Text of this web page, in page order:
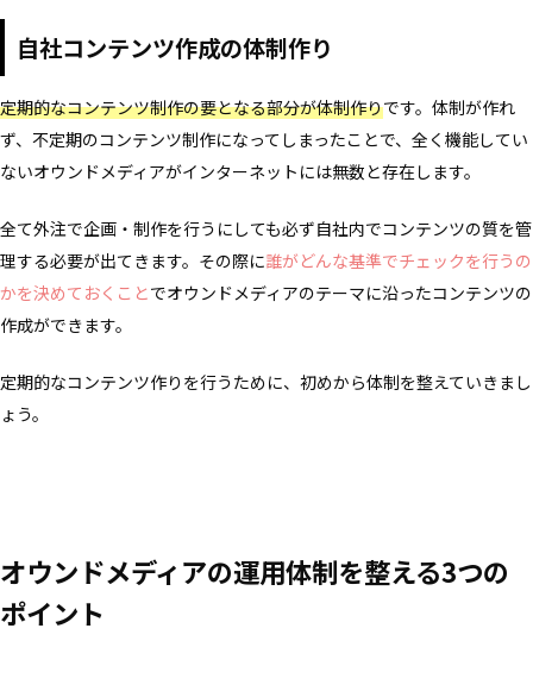
自社コンテンツ作成の体制作り
定期的なコンテンツ制作の要となる部分が体制作りです。体制が作れ
ず、不定期のコンテンツ制作になってしまったことで、全く機能してい
ないオウンドメディアがインターネットには無数と存在します。
全て外注で企画・制作を行うにしても必ず自社内でコンテンツの質を管
理する必要が出てきます。その際に誰がどんな基準でチェックを行うの
かを決めておくことでオウンドメディアのテーマに沿ったコンテンツの
作成ができます。
定期的なコンテンツ作りを行うために、初めから体制を整えていきまし
ょう。
オウンドメディアの運用体制を整える3つの
ポイント